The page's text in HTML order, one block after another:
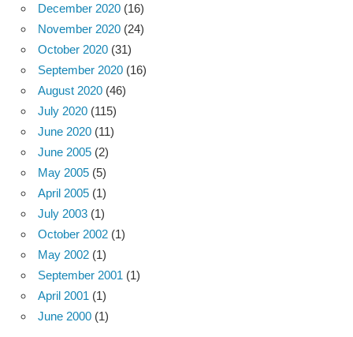
December 2020 (16)
November 2020 (24)
October 2020 (31)
September 2020 (16)
August 2020 (46)
July 2020 (115)
June 2020 (11)
June 2005 (2)
May 2005 (5)
April 2005 (1)
July 2003 (1)
October 2002 (1)
May 2002 (1)
September 2001 (1)
April 2001 (1)
June 2000 (1)